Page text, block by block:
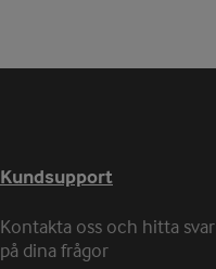
Kundsupport
Kontakta oss och hitta svar
på dina frågor